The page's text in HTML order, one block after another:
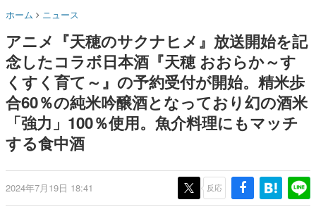
名作ゲームクリエイターの方々に製作時のエピソードをお
きます。
赫本
この物語を解いてはいけない。『赫本』は、〈試験問題〉
の形をした短編ホラー小説集です。
新世代に訊く
これからのデジタルゲーム市場を担う若きクリエイター達
の姿を追い、彼らのルーツと情熱を探っていきます。
ゲーム世代の作家たち
ゲームに多大な影響を受けた作家さんに取材し、ゲームが
日本のコンテンツ産業やカルチャーに与えた影響を探る企
画です。
て、BPOが議論を交わす
ホーム ニュース
アニメ『天穂のサクナヒメ』放送開始を記
念したコラボ日本酒『天穂 おおらか～す
くすく育て～』の予約受付が開始。精米歩
合60％の純米吟醸酒となっており幻の酒米
「強力」100％使用。魚介料理にもマッチ
する食中酒
2024年7月19日 18:41 反応